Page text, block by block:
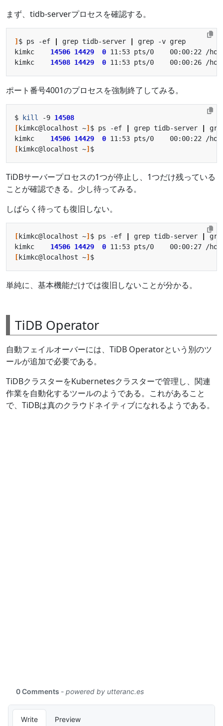
まず、tidb-serverプロセスを確認する。
] $ ps -ef grep tidb-server
kimkc 14506 14429 0 11:53 pts/0    00:00:22 /
kimkc 14508 14429 0 11:53 pts/0    00:00:26 /
ポート番号4001のプロセスを強制終了してみる。
$ kill -9 14508
[ kimkc@localhost ~] $ ps -ef grep tidb-server
kimkc 14506 14429 0 11:53 pts/0    00:00:22 /
[ kimkc@localhost ~]
TiDBサーバープロセスの1つが停止し、1つだけ残っている
ことが確認できる。少し待ってみる。
しばらく待っても復旧しない。
[ kimkc@localhost ~] $ ps -ef grep tidb-server
kimkc 14506 14429 0 11:53 pts/0    00:00:27 /
[ kimkc@localhost ~]
単純に、基本機能だけでは復旧しないことが分かる。
TiDB Operator
自動フェイルオーバーには、TiDB Operatorという別のツ
ールが追加で必要である。
TiDBクラスターをKubernetesクラスターで管理し、関連
作業を自動化するツールのようである。これがあること
で、TiDBは真のクラウドネイティブになれるようである。